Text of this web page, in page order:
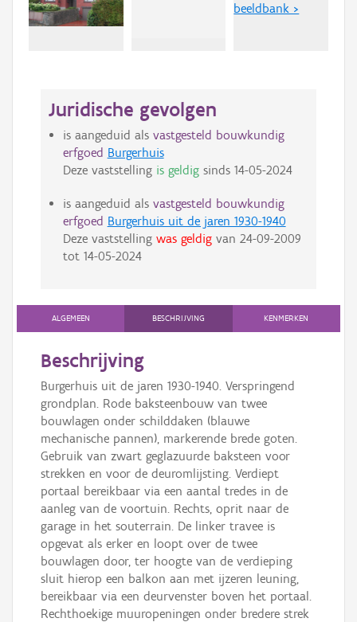
beeldbank >
Juridische gevolgen
is aangeduid als vastgesteld bouwkundig
erfgoed Burgerhuis
Deze vaststelling is geldigsinds 14-05-2024
is aangeduid als vastgesteld bouwkundig
erfgoed Burgerhuis uit de jaren 1930-1940
Deze vaststelling was geldigvan 24-09-2009
tot 14-05-2024
ALGEMEEN BESCHRIJVING KENMERKEN
Beschrijving
Burgerhuis uit de jaren 1930-1940. Verspringend
grondplan. Rode baksteenbouw van twee
bouwlagen onder schilddaken (blauwe
mechanische pannen), markerende brede goten.
Gebruik van zwart geglazuurde baksteen voor
strekken en voor de deuromlijsting. Verdiept
portaal bereikbaar via een aantal tredes in de
aanleg van de voortuin. Rechts, oprit naar de
garage in het souterrain. De linker travee is
opgevat als erker en loopt over de twee
bouwlagen door, ter hoogte van de verdieping
sluit hierop een balkon aan met ijzeren leuning,
bereikbaar via een deurvenster boven het portaal.
Rechthoekige muuropeningen onder bredere strek